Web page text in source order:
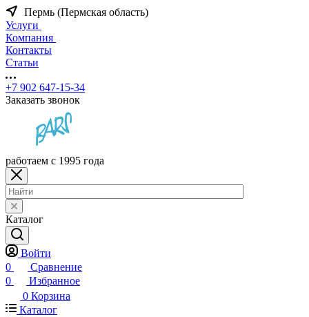
Пермь (Пермская область)
Услуги
Компания
Контакты
Статьи
+7 902 647-15-34
Заказать звонок
работаем с 1995 года
Каталог
Войти
0
Сравнение
0
Избранное
0 Корзина
Каталог